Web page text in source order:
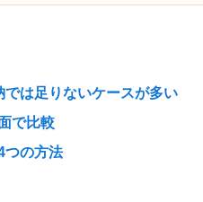
は足りないケースが多い
で比較
つの方法